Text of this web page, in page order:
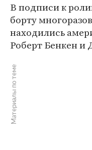
В подписи к
борту
находились
Роберт Бенкен и
Материалы по теме